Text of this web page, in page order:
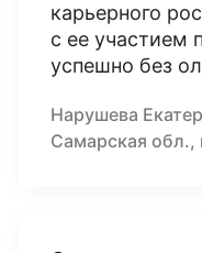
карьерного
с ее участием
успешно без
Нарушева
Самарская обл.,